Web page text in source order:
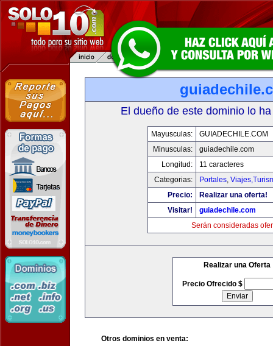
El dueño de este dominio lo
Mayusculas:
GUIADECHILE.COM
Minusculas:
guiadechile.com
Longitud:
11 caracteres
Categorias:
Portales,
Precio:
Realizar una oferta!
Visitar!
guiadechile.com
Serán consideradas
Realizar una Oferta
Precio Ofrecido $
Otros dominios en venta: